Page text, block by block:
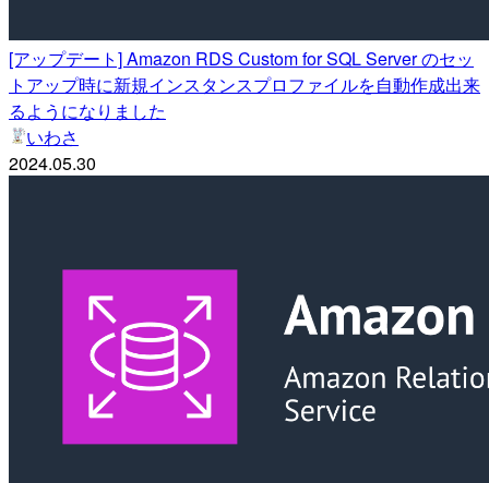
[アップデート] Amazon RDS Custom for SQL Server のセッ
トアップ時に新規インスタンスプロファイルを自動作成出来
るようになりました
いわさ
2024.05.30